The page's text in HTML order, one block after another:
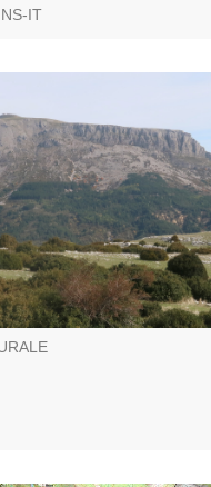
IT
905 m), second sommet des
panorama exceptionnel :
jusqu’à la Méditerranée et,
belvédère unique pour les